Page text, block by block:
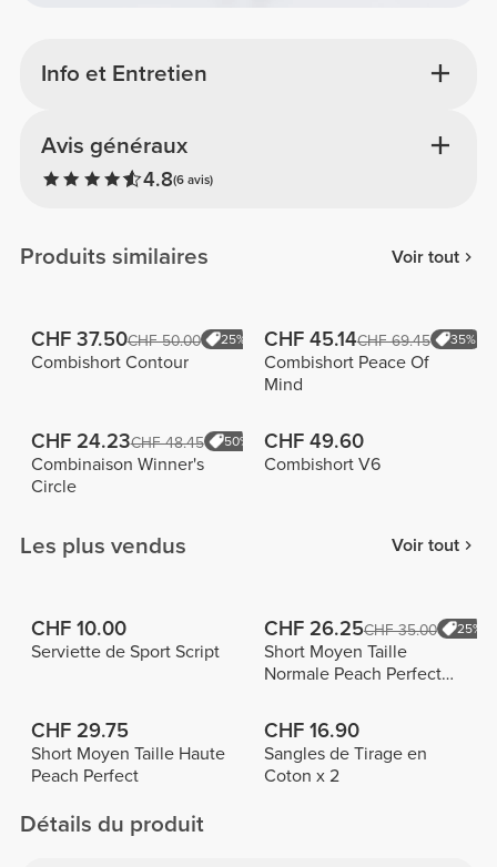
Info et Entretien
Avis généraux
4.8(6 avis)
Produits similaires Voir tout
CHF 37.50CHF 50.00 25%
Combishort Contour
CHF 45.14CHF 69.45 35%
Combishort Peace Of
Mind
CHF 24.23CHF 48.45 50%
Combinaison Winner's
Circle
CHF 49.60
Combishort V6
Les plus vendus Voir tout
CHF 10.00
Serviette de Sport Script
CHF 26.25CHF 35.00 25%
Short Moyen Taille
Normale Peach Perfect
CHF 29.75
Short Moyen Taille Haute
Peach Perfect
CHF 16.90
Sangles de Tirage en
Coton x 2
Détails du produit